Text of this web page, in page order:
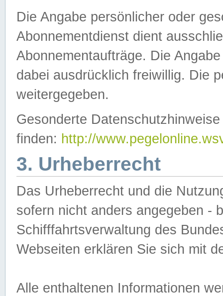
Die Angabe persönlicher oder
Abonnementdienst dient
Abonnementaufträge. Die
dabei ausdrücklich freiwillig. Die
weitergegeben.
Gesonderte
finden: http://
3. Urheberrecht
Das Urheberrecht und die
sofern nicht anders angegeben -
Schifffahrtsverwaltung des
Webseiten erklären Sie sich mit
Alle enthaltenen Informationen